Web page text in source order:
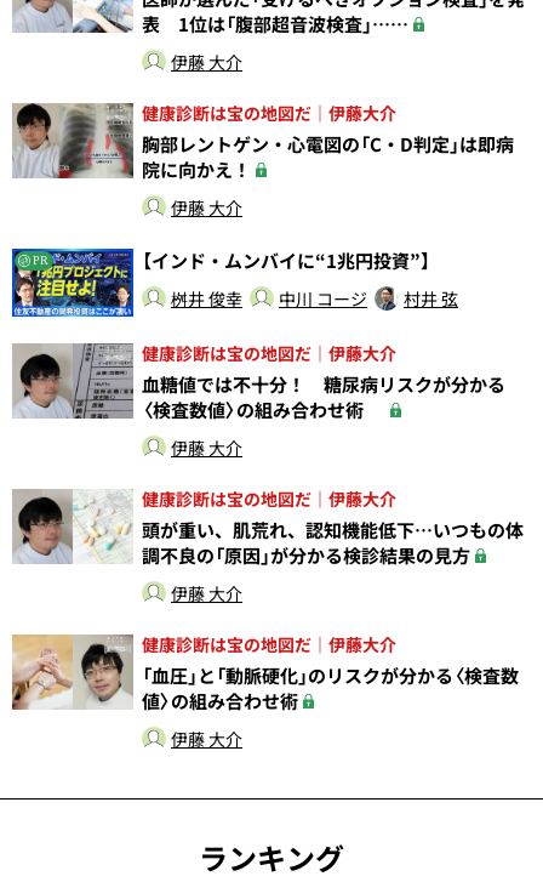
表 1位は「腹部超音波検査」……
伊藤 大介
健康診断は宝の地図だ｜伊藤大介
胸部レントゲン・心電図の「C・D判定」は即病
院に向かえ！
伊藤 大介
PR 【インド・ムンバイに“1兆円投資”】
桝井 俊幸 中川 コージ 村井 弦
健康診断は宝の地図だ｜伊藤大介
血糖値では不十分！ 糖尿病リスクが分かる
〈検査数値〉の組み合わせ術
伊藤 大介
健康診断は宝の地図だ｜伊藤大介
頭が重い、肌荒れ、認知機能低下…いつもの体
調不良の「原因」が分かる検診結果の見方
伊藤 大介
健康診断は宝の地図だ｜伊藤大介
「血圧」と「動脈硬化」のリスクが分かる〈検査数
値〉の組み合わせ術
伊藤 大介
ランキング